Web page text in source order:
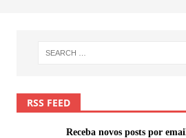
RSS FEED
Receba novos posts por